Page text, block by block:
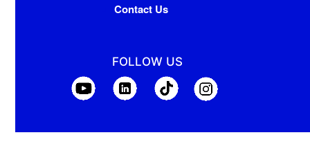
Contact Us
FOLLOW US